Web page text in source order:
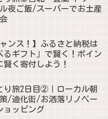
夜ご飯/スーパーでお土産
ンス！】ふるさと納税は
るギフト」で賢く！ポイン
賢く寄付しよう！
り旅2日目②｜ローカル朝
/迪化街/お洒落リノベー
ョッピング